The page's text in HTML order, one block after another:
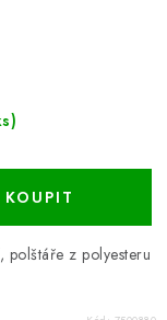
polštáře z polyesteru